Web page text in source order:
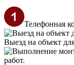
Телефонная
Выезд на объект
работ.